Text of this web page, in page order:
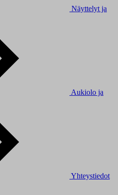
Näyttelyt ja
Aukiolo ja
Yhteystiedot